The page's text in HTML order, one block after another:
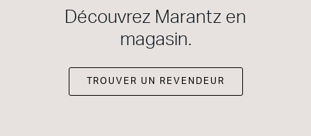
Découvrez Marantz en
magasin.
TROUVER UN REVENDEUR